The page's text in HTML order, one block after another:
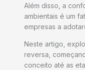
Além disso, a
ambientais é um
empresas a
Neste artigo,
reversa,
conceito até as